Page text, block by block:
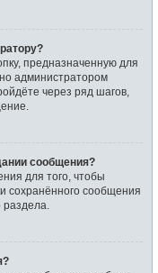
предназначенную для
администратором
через ряд шагов,
сообщения?
для того, чтобы
сохранённого сообщения